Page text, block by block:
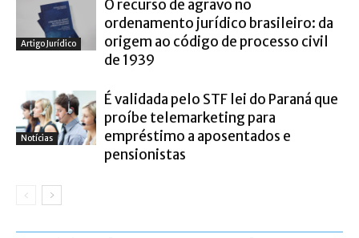
Artigo Jurídico
O recurso de agravo no
ordenamento jurídico brasileiro: da
origem ao código de processo civil
de 1939
Notícias
É validada pelo STF lei do Paraná que
proíbe telemarketing para
empréstimo a aposentados e
pensionistas